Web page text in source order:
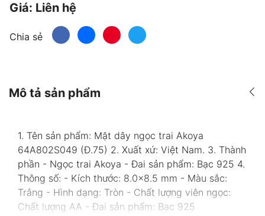
Giá: Liên hệ
Chia sẻ
Mô tả sản phẩm
1. Tên sản phẩm: Mặt dây ngọc trai Akoya
64A802S049 (Đ.75) 2. Xuất xứ: Việt Nam. 3. Thành
phần - Ngọc trai Akoya - Đai sản phẩm: Bạc 925 4.
Thông số: - Kích thước: 8.0x8.5 mm - Màu sắc:
Trắng - Hình dạng: Tròn - Chất lượng viên ngọc:
Chất lượng AA - Đai sản phẩm: Bạc 925